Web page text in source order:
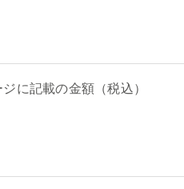
に記載の金額（税込）